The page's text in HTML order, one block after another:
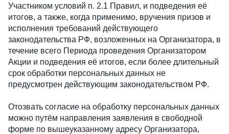
Участником условий п. 2.1 Правил, и подведения её
итогов, а также, когда применимо, вручения призов и
исполнения требований действующего
законодательства РФ, возложенных на Организатора, в
течение всего Периода проведения Организатором
Акции и подведения её итогов, если более длительный
срок обработки персональных данных не
предусмотрен действующим законодательством РФ.
Отозвать согласие на обработку персональных данных
можно путём направления заявления в свободной
форме по вышеуказанному адресу Организатора,